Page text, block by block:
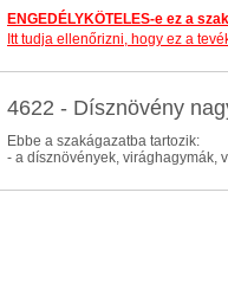
ENGEDÉLYKÖTELES-e ez a
Itt tudja ellenőrizni, hogy ez a
4622 - Dísznövény
Ebbe a szakágazatba tartozik:
- a dísznövények, virághagymák,